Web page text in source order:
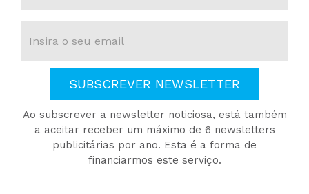
SUBSCREVER NEWSLETTER
Ao subscrever a newsletter noticiosa, está também
a aceitar receber um máximo de 6 newsletters
publicitárias por ano. Esta é a forma de
financiarmos este serviço.